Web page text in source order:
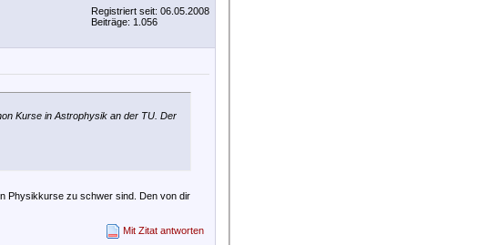
Registriert seit: 06.05.2008
Beiträge: 1.056
Kurse in Astrophysik an der TU. Der
Physikkurse zu schwer sind. Den von dir
Mit Zitat antworten